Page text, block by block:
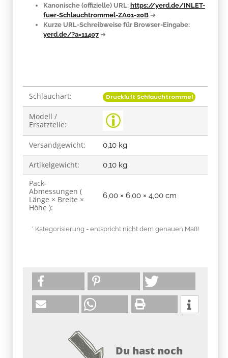
Kanonische (offizielle) URL: https://yerd.de/INLET-
fuer-Schlauchtrommel-ZA01-20B ➔
Kurze URL-Schreibweise für Browser-Eingabe:
yerd.de/?a=11407 ➔
Produkteigenschaft
Wert
Schlauchart: Druckluft Schlauchtrommel
Modell /
Ersatzteile:
Versandgewicht: 0,10 kg
Artikelgewicht: 0,10 kg
Pack-
Abmessungen (
Länge × Breite ×
Höhe ):
6,00 × 6,00 × 4,00 cm
* Kategorisierung - entspricht nicht dem genauen Maß!
Du hast noch